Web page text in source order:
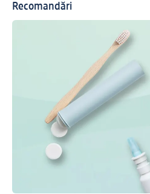
Recomandări